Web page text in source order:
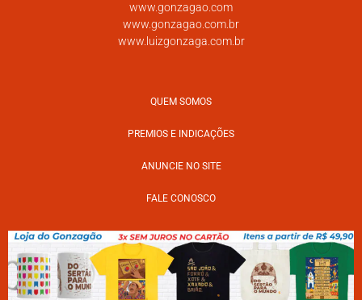
www.gonzagao.com
www.gonzagao.com.br
www.luizgonzaga.com.br
QUEM SOMOS
PREMIOS E INDICAÇÕES
ANUNCIE NO SITE
FALE CONOSCO